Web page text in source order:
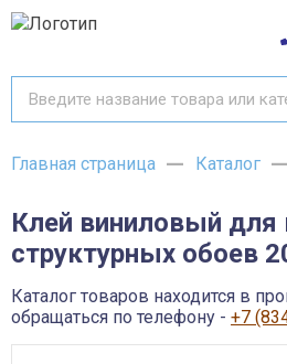
Каталог товаров
Баки и емкости АНИОН
Газовое оборудование
Детали трубопроводов и
Запорная и регулирующая
Инструмент
О компании
Оплата
Доставка
Главная страница Каталог
Клей виниловый для
структурных обоев
Каталог товаров находится в
обращаться по телефону - +7